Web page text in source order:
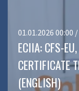
01.01.2026 00:00
ECIIA: CFS-
CERTIFICATE
(ENGLISH)